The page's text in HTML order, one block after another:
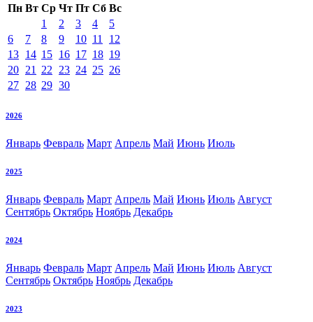
Пн Вт Ср Чт Пт Сб Вс
1
2 3 4
5
6
7 8 9 10 11
12
13 14 15 16 17 18 19
20 21 22 23 24 25 26
27 28 29 30
2026
Январь Февраль Март Апрель Май Июнь Июль
2025
Январь Февраль Март Апрель Май Июнь Июль Август
Сентябрь Октябрь Ноябрь Декабрь
2024
Январь Февраль Март Апрель Май Июнь Июль Август
Сентябрь Октябрь Ноябрь Декабрь
2023